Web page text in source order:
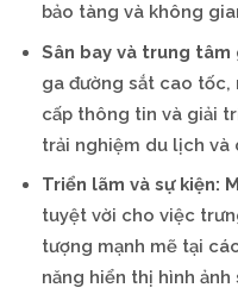
bảo tàng và không
Sân bay và trung tâm
ga đường sắt cao tốc,
cấp thông tin và giải
trải nghiệm du lịch và
Triển lãm và sự kiện:
tuyệt vời cho việc
tượng mạnh mẽ tại
năng hiển thị hình